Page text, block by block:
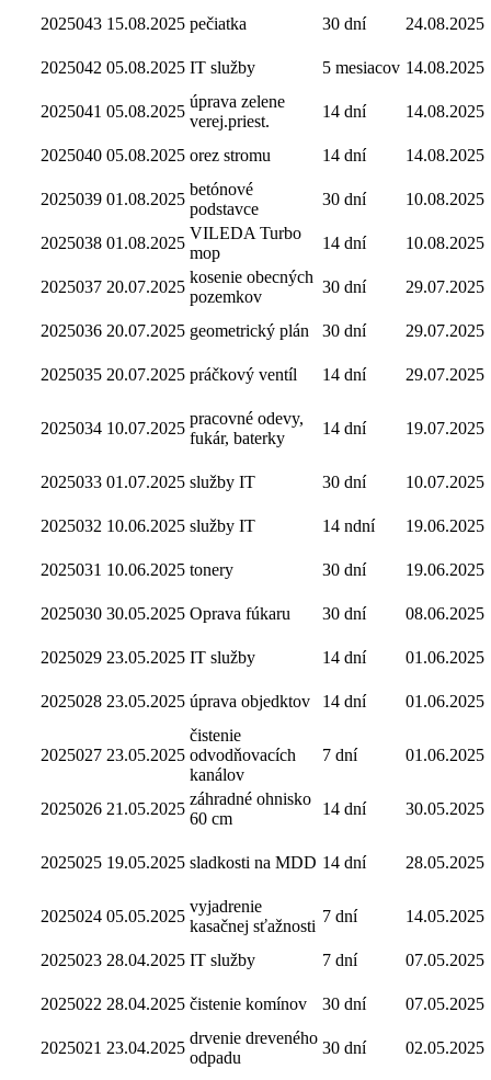
2025043 15.08.2025 pečiatka 30 dní 24.08.2025
2025042 05.08.2025 IT služby 5 mesiacov 14.08.2025
2025041 05.08.2025
úprava zelene
verej.priest.
14 dní 14.08.2025
2025040 05.08.2025 orez stromu 14 dní 14.08.2025
2025039 01.08.2025
betónové
podstavce
30 dní 10.08.2025
2025038 01.08.2025
VILEDA Turbo
mop
14 dní 10.08.2025
2025037 20.07.2025
kosenie obecných
pozemkov
30 dní 29.07.2025
2025036 20.07.2025 geometrický plán 30 dní 29.07.2025
2025035 20.07.2025 práčkový ventíl 14 dní 29.07.2025
2025034 10.07.2025
pracovné odevy,
fukár, baterky
14 dní 19.07.2025
2025033 01.07.2025 služby IT 30 dní 10.07.2025
2025032 10.06.2025 služby IT 14 ndní 19.06.2025
2025031 10.06.2025 tonery 30 dní 19.06.2025
2025030 30.05.2025 Oprava fúkaru 30 dní 08.06.2025
2025029 23.05.2025 IT služby 14 dní 01.06.2025
2025028 23.05.2025 úprava objedktov 14 dní 01.06.2025
2025027 23.05.2025
čistenie
odvodňovacích
kanálov
7 dní 01.06.2025
2025026 21.05.2025
záhradné ohnisko
60 cm
14 dní 30.05.2025
2025025 19.05.2025 sladkosti na MDD 14 dní 28.05.2025
2025024 05.05.2025
vyjadrenie
kasačnej sťažnosti
7 dní 14.05.2025
2025023 28.04.2025 IT služby 7 dní 07.05.2025
2025022 28.04.2025 čistenie komínov 30 dní 07.05.2025
2025021 23.04.2025
drvenie dreveného
odpadu
30 dní 02.05.2025